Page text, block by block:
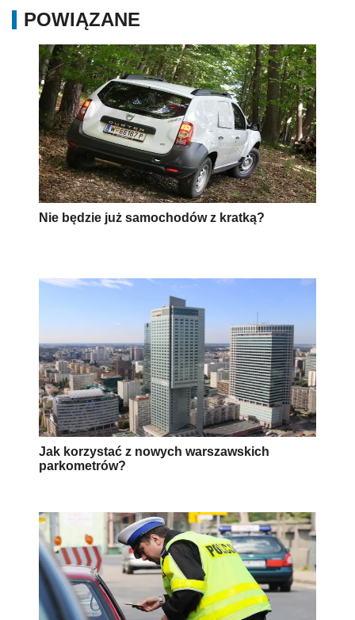
POWIĄZANE
Nie będzie już samochodów z kratką?
Jak korzystać z nowych warszawskich
parkometrów?